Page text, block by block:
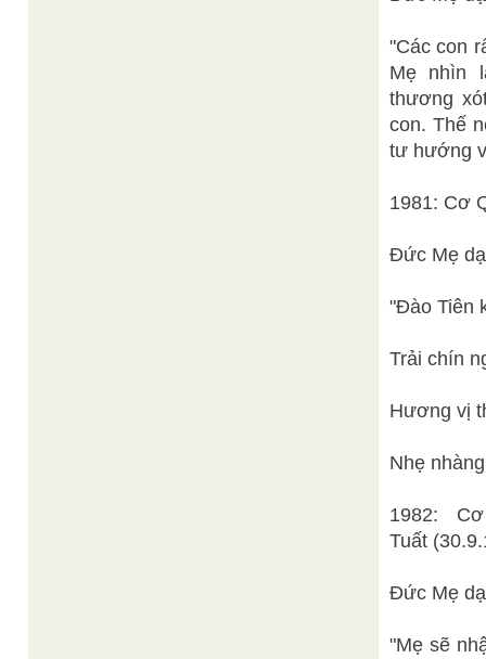
"Các con
Mẹ nhìn
thương
con. Thế
tư hướng
1981: Cơ
Đức Mẹ
"Đào Tiên
Trải chín
Hương vị
Nhẹ
1982:
Tuất
Đức Mẹ
"Mẹ sẽ